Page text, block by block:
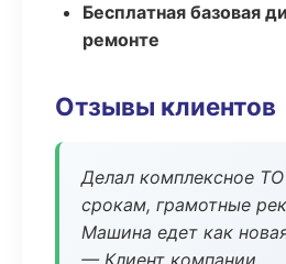
Бесплатная базовая
ремонте
Отзывы клиентов
Делал комплексное
срокам, грамотные
Машина едет как
— Клиент компании